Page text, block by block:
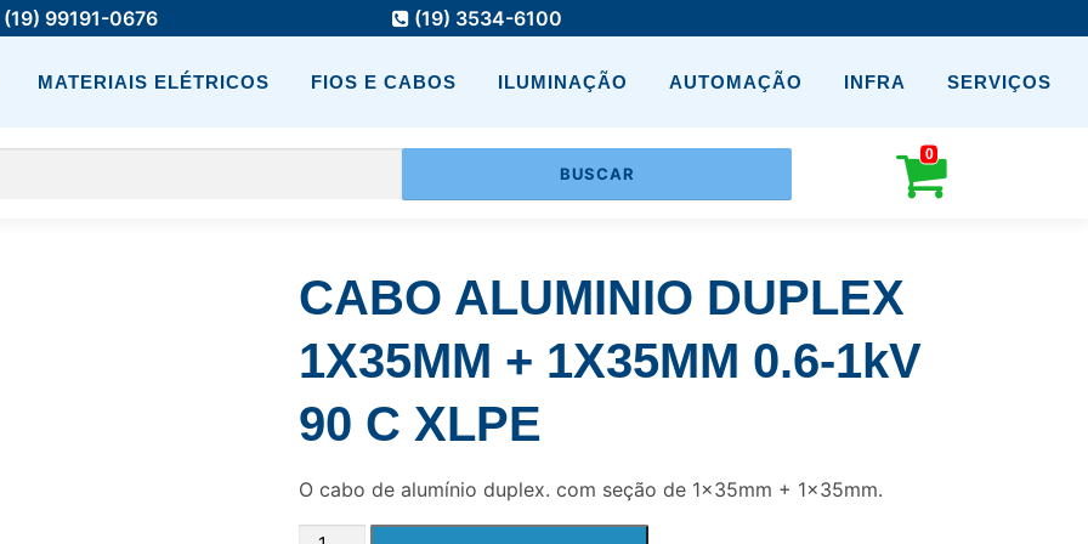
(19) 99191-0676 (19) 3534-6100
MATERIAIS ELÉTRICOS FIOS E CABOS ILUMINAÇÃO AUTOMAÇÃO INFRA SERVIÇOS
0
CABO ALUMINIO DUPLEX
1X35MM + 1X35MM 0.6-1kV
90 C XLPE
O cabo de alumínio duplex. com seção de 1x35mm + 1x35mm.
CABO